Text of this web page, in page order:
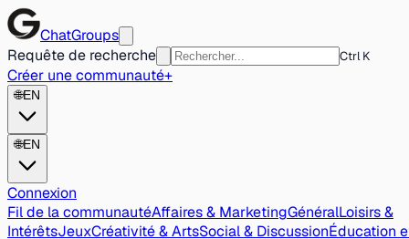
ChatGroups
Requête de recherche
Ctrl K
Créer une communauté+
🌐EN
🌐EN
Connexion
Fil de la communautéAffaires & MarketingGénéralLoisirs &
IntérêtsJeuxCréativité & ArtsSocial & DiscussionÉducation